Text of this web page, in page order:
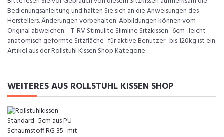
Bedienungsanleitung und halten Sie sich an die Anweisungen des
Herstellers. Änderungen vorbehalten. Abbildungen können vom
Original abweichen. - T-RV Stimulite Slimline Sitzkissen- 6cm- leicht
anatomisch geformte Sitzfläche- für aktive Benutzer- bis 120kg ist ein
Artikel aus der Rollstuhl Kissen Shop Kategorie.
WEITERES AUS ROLLSTUHL KISSEN SHOP